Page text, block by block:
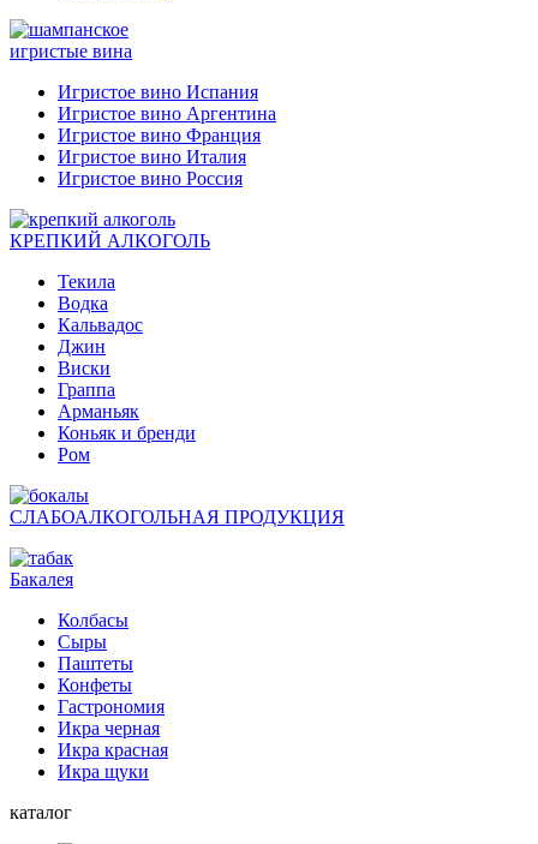
игристые вина
Игристое вино Испания
Игристое вино Аргентина
Игристое вино Франция
Игристое вино Италия
Игристое вино Россия
КРЕПКИЙ АЛКОГОЛЬ
Текила
Водка
Кальвадос
Джин
Виски
Граппа
Арманьяк
Коньяк и бренди
Ром
СЛАБОАЛКОГОЛЬНАЯ ПРОДУКЦИЯ
Бакалея
Колбасы
Сыры
Паштеты
Конфеты
Гастрономия
Икра черная
Икра красная
Икра щуки
каталог